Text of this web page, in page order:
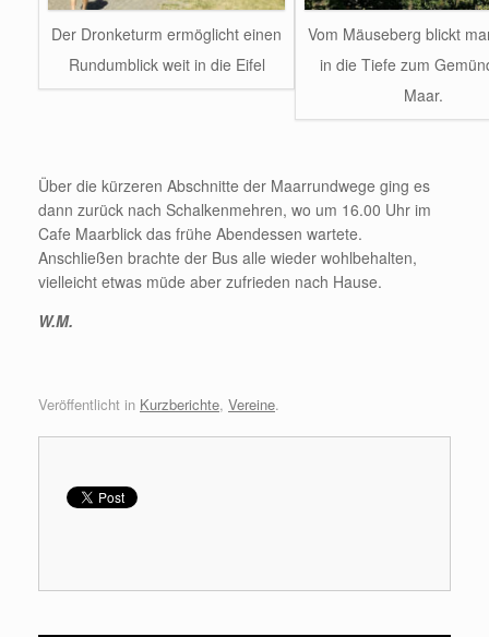
Der Dronketurm ermöglicht einen
Rundumblick weit in die Eifel
Vom Mäuseberg blickt
in die Tiefe zum
Maar.
Über die kürzeren Abschnitte der Maarrundwege ging es
dann zurück nach Schalkenmehren, wo um 16.00 Uhr im
Cafe Maarblick das frühe Abendessen wartete.
Anschließen brachte der Bus alle wieder wohlbehalten,
vielleicht etwas müde aber zufrieden nach Hause.
W.M.
Veröffentlicht in Kurzberichte, Vereine.